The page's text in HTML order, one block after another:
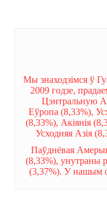
Мы знаходзімся ў
2009 годзе,
Цэнтральную
Еўропа (8,33%),
(8,33%), Акіянія
Усходняя Азія
Паўднёвая
(8,33%), унутраны
(3,37%). У нашым